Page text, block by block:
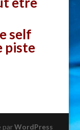
self
piste
parWordPress